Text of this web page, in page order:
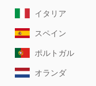
イタリア
スペイン
ポルトガル
オランダ